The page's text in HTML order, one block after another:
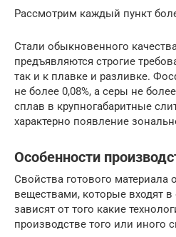
Рассмотрим каждый пункт
Стали обыкновенного
предъявляются строгие
так и к плавке и разливке.
не более 0,08%, а серы не
сплав в крупногабаритные
характерно появление
Особенности
Свойства готового материала
веществами, которые входят
зависят от того какие
производстве того или иного